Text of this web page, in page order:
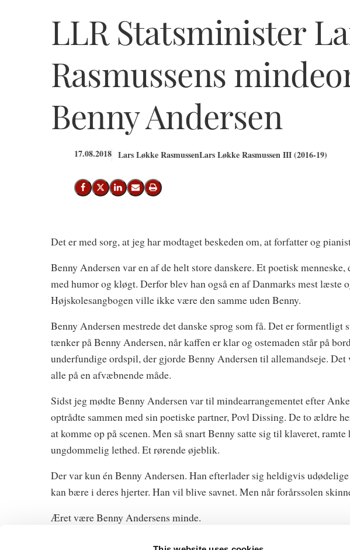
LLR Statsminister
Rasmussens
Benny Andersen
17.08.2018 Lars Løkke RasmussenLars Løkke Rasmussen III (2016-19)
Del på Facebook
Del på X (Twitter)
Del på LinkedIn
Send email
Print
Det er med sorg, at jeg har modtaget beskeden om, at forfatter og
Benny Andersen var en af de helt store danskere. Et poetisk
med humor og kløgt. Derfor blev han også en af Danmarks mest læste
Højskolesangbogen ville ikke være den samme uden Benny.
Benny Andersen mestrede det danske sprog som få. Det er formentligt
tænker på Benny Andersen, når kaffen er klar og ostemaden står på
underfundige ordspil, der gjorde Benny Andersen til allemandseje.
alle på en afvæbnende måde.
Sidst jeg mødte Benny Andersen var til mindearrangementet efter
optrådte sammen med sin poetiske partner, Povl Dissing. De to ældre
at komme op på scenen. Men så snart Benny satte sig til klaveret, ramte
ungdommelig lethed. Et rørende øjeblik.
Der var kun én Benny Andersen. Han efterlader sig heldigvis
kan bære i deres hjerter. Han vil blive savnet. Men når forårssolen
Æret være Benny Andersens minde.